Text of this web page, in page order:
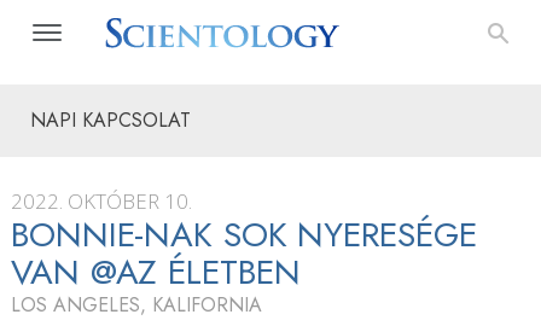
NAPI KAPCSOLAT
2022. OKTÓBER 10.
BONNIE-NAK SOK NYERESÉGE
VAN @AZ ÉLETBEN
LOS ANGELES, KALIFORNIA